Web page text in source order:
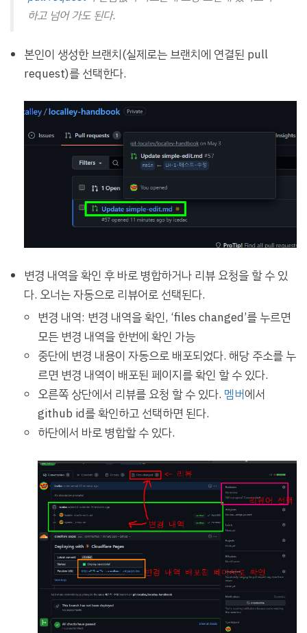
하고 넘어 가도 된다.
본인이 생성한 브랜치(실제로는 브랜치에 연결된 pull
request)를 선택한다.
변경 내역을 확인 후 바로 병합하거나 리뷰 요청을 할 수 있
다. 오너는 자동으로 리뷰어로 선택된다.
변경 내역: 변경 내역을 확인, ‘files changed’를 누르면
모든 변경 내역을 한번에 확인 가능
중단에 변경 내용이 자동으로 배포되었다. 해당 주소를 누
르면 변경 내역이 배포된 페이지를 확인 할 수 있다.
오른쪽 상단에서 리뷰를 요청 할 수 있다. 멤버에서
github id를 확인하고 선택하면 된다.
하단에서 바로 병합할 수 있다.